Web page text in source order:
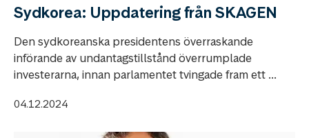
Sydkorea: Uppdatering från SKAGEN
Den sydkoreanska presidentens överraskande
införande av undantagstillstånd överrumplade
investerarna, innan parlamentet tvingade fram ett ...
04.12.2024